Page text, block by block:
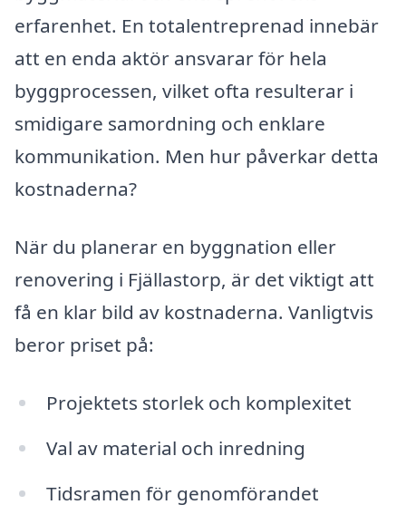
erfarenhet. En totalentreprenad innebär
att en enda aktör ansvarar för hela
byggprocessen, vilket ofta resulterar i
smidigare samordning och enklare
kommunikation. Men hur påverkar detta
kostnaderna?
När du planerar en byggnation eller
renovering i Fjällastorp, är det viktigt att
få en klar bild av kostnaderna. Vanligtvis
beror priset på:
Projektets storlek och komplexitet
Val av material och inredning
Tidsramen för genomförandet